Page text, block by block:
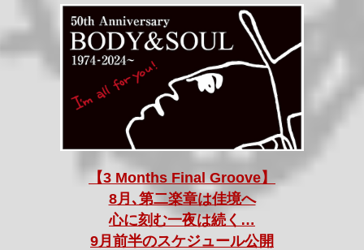
【3 Months Final Groove】
8月､第二楽章は佳境へ
心に刻む一夜は続く…
9月前半のスケジュール公開